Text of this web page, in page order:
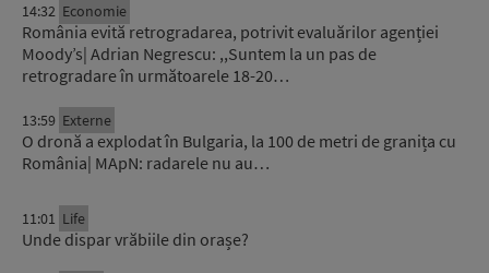
14:32 Economie
România evită retrogradarea, potrivit evaluărilor agenției
Moody’s| Adrian Negrescu: ,,Suntem la un pas de
retrogradare în următoarele 18-20…
13:59 Externe
O dronă a explodat în Bulgaria, la 100 de metri de granița cu
România| MApN: radarele nu au…
11:01 Life
Unde dispar vrăbiile din orașe?